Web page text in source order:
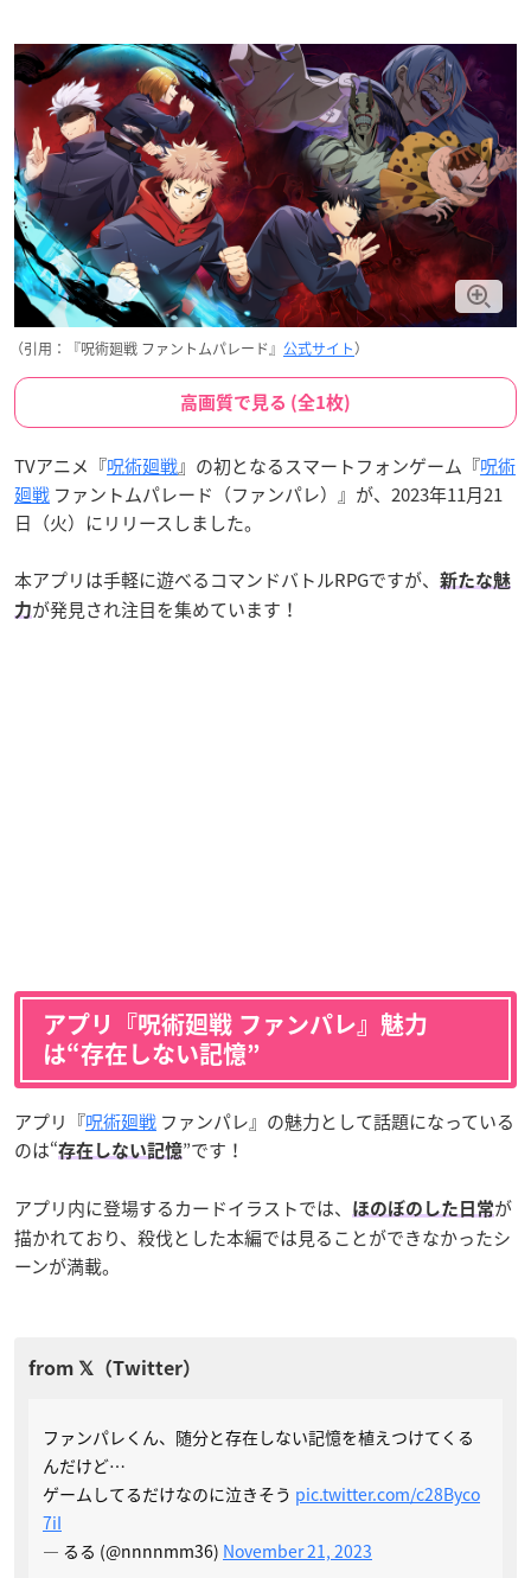
（引用：『呪術廻戦 ファントムパレード』 公式サイト）
高画質で見る (全1枚)
TVアニメ『呪術廻戦』の初となるスマートフォンゲーム『呪術
廻戦 ファントムパレード（ファンパレ）』が、2023年11月21
日（火）にリリースしました。
本アプリは手軽に遊べるコマンドバトルRPGですが、
新たな魅
力が発見され注目を集めています！
アプリ『呪術廻戦 ファンパレ』魅力
は“存在しない記憶”
アプリ『呪術廻戦 ファンパレ』の魅力として話題になっている
のは“存在しない記憶”です！
アプリ内に登場するカードイラストでは、 ほのぼのした日常が
描かれており、殺伐とした本編では見ることができなかったシ
ーンが満載。
ファンパレくん、随分と存在しない記憶を植えつけてくる
んだけど…
ゲームしてるだけなのに泣きそう pic.twitter.com/c28Byco
7iI
— るる (@nnnnmm36) November 21, 2023